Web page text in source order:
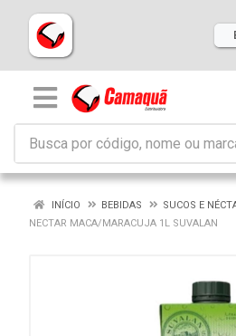
INÍCIO BEBIDAS
SUCOS E
NECTAR MACA/MARACUJA 1L SUVALAN